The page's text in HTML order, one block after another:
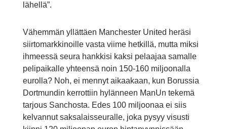
lähellä”.
Vähemmän yllättäen Manchester United heräsi
siirtomarkkinoille vasta viime hetkillä, mutta miksi
ihmeessä seura hankkisi kaksi pelaajaa samalle
pelipaikalle yhteensä noin 150-160 miljoonalla
eurolla? Noh, ei mennyt aikaakaan, kun Borussia
Dortmundin kerrottiin hylänneen ManUn tekemä
tarjous Sanchosta. Edes 100 miljoonaa ei siis
kelvannut saksalaisseuralle, joka pysyy visusti